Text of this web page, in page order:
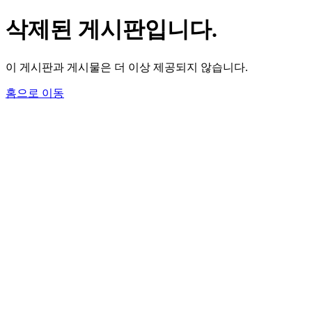
삭제된 게시판입니다.
이 게시판과 게시물은 더 이상 제공되지 않습니다.
홈으로 이동